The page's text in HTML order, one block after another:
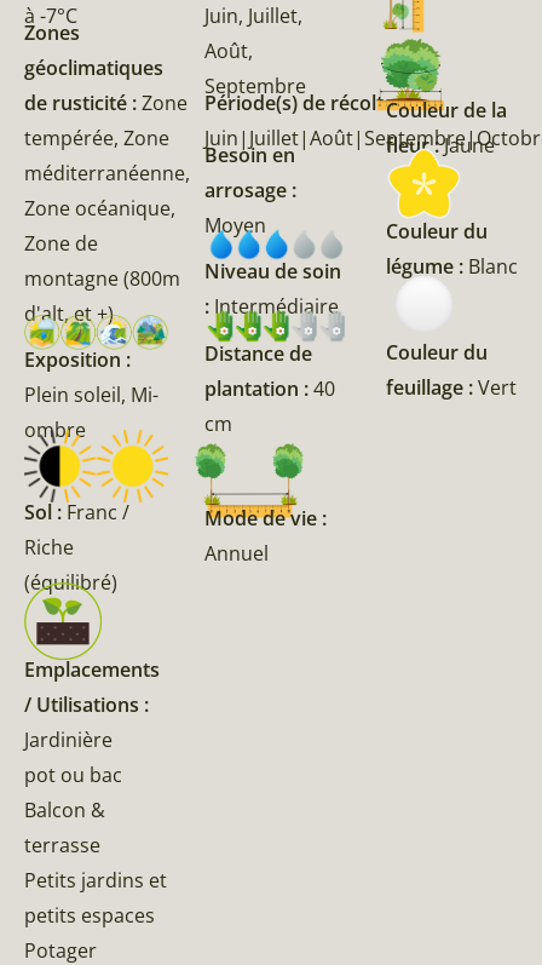
à -7°C
Zones
géoclimatiques
de rusticité :Zone
tempérée, Zone
méditerranéenne,
Zone océanique,
Zone de
montagne (800m
d'alt, et +)
Exposition :
Plein soleil, Mi-
ombre
Sol : Franc /
Riche
(équilibré)
Emplacements
/ Utilisations :
Jardinière
pot ou bac
Balcon &
terrasse
Petits jardins et
petits espaces
Potager
Juin, Juillet,
Août,
Septembre
Période(s) de récolte :
Besoin en
arrosage :
Moyen
Niveau de soin
: Intermédiaire
Distance de
plantation :40
cm
Mode de vie :
Annuel
Couleur de la
fleur :Jaune
Couleur du
légume : Blanc
Couleur du
feuillage :Vert